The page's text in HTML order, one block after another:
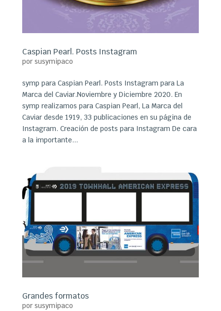
Caspian Pearl. Posts Instagram
por susymipaco
symp para Caspian Pearl. Posts Instagram para La
Marca del Caviar.Noviembre y Diciembre 2020. En
symp realizamos para Caspian Pearl, La Marca del
Caviar desde 1919, 33 publicaciones en su página de
Instagram. Creación de posts para Instagram De cara
a la importante...
Grandes formatos
por susymipaco